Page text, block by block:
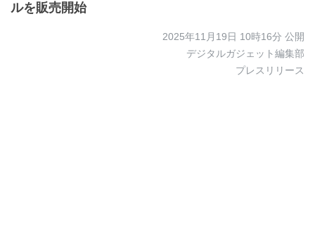
ルを販売開始
2025年11月19日 10時16分 公開
デジタルガジェット編集部
プレスリリース